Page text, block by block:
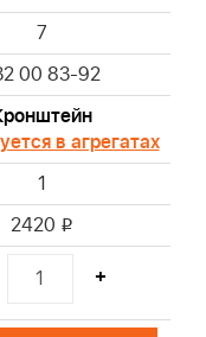
7
00 83-92
в агрегатах
1
2420 i
+